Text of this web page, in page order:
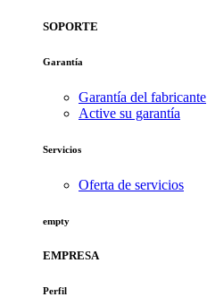
SOPORTE
Garantía
Garantía del fabricante
Active su garantía
Servicios
Oferta de servicios
empty
EMPRESA
Perfil